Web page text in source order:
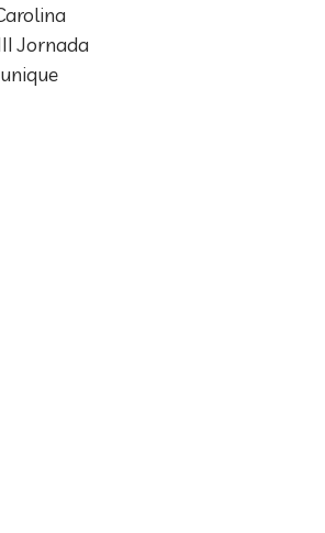
Jornada